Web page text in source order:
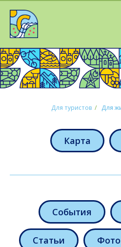
Для туристов / Для
Карта
События
Статьи Фото
День посёлка